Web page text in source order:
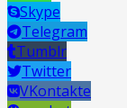
Skype
Telegram
Tumblr
Twitter
VKontakte